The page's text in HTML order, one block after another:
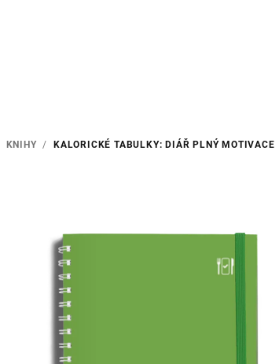
KNIHY / KALORICKÉ TABULKY: DIÁŘ PLNÝ MOTIVACE